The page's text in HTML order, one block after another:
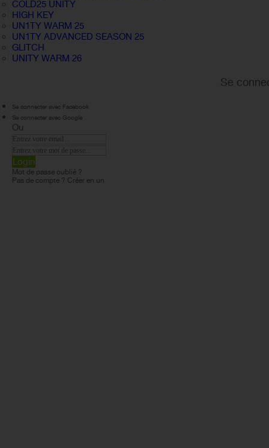
COLD25 UNITY
HIGH KEY
UN1TY WARM 25
UN1TY ADVANCED SEASON 25
GLITCH
UNITY WARM 26
Se
Se connecter avec Facebook
Se connecter avec Google
Ou
Login
Mot de passe oublié ?
Pas de compte ? Créer en un